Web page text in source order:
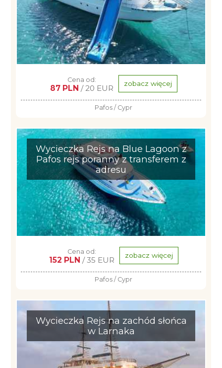
Cena od:
87 PLN / 20 EUR zobacz więcej
Pafos / Cypr
Wycieczka Rejs na Blue Lagoon z
Pafos rejs poranny z transferem z
adresu
Cena od:
152 PLN / 35 EUR zobacz więcej
Pafos / Cypr
Wycieczka Rejs na zachód słońca
w Larnaka